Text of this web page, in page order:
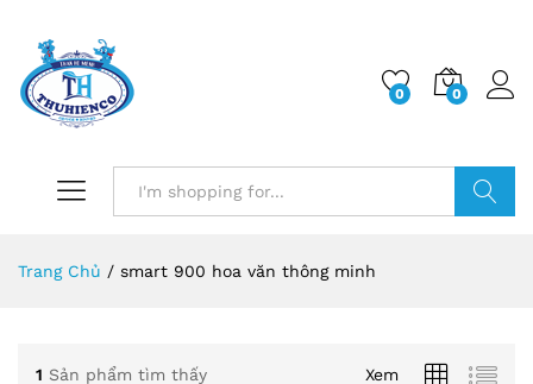
0 0
Trang Chủ / smart 900 hoa văn thông minh
1 Sản phẩm tìm thấy Xem